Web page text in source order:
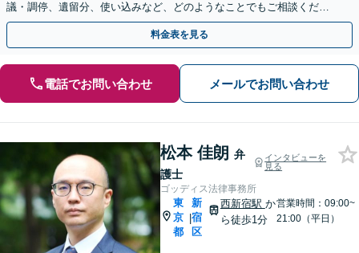
議・調停、遺留分、使い込みなど、どのようなことでもご相談くださ
い【休日・夜間相談可】【WEB面談可】【出張相談可】
料金表を見る
電話でお問い合わせ メールでお問い合わせ
松本 佳朗 弁
護士
インタビューを
見る
ゴッディス法律事務所
東
京
都
|
新
宿
区
西新宿駅 か
ら徒歩1分
営業時間：09:00~
21:00（平日）